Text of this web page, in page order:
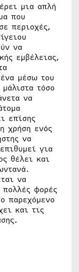
μια απλή
που
περιοχές,
να
εμβέλειας,
μέσω του
τόσο
να
επίσης
χρήση ενός
να
για
θέλει και
να
φορές
παρεχόμενο
και τις